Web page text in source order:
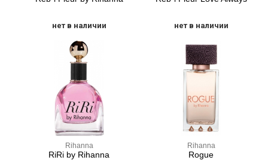
нет в наличии нет в наличии
Rihanna
RiRi by Rihanna
Rihanna
Rogue